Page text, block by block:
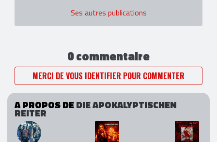
Ses autres publications
0 commentaire
MERCI DE VOUS IDENTIFIER POUR COMMENTER
A PROPOS DEDIE APOKALYPTISCHEN
REITER